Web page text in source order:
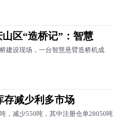
区“造桥记”：智慧
建设现场，一台智慧悬臂造桥机成
存减少利多市场
，减少550吨，其中注册仓单28050吨